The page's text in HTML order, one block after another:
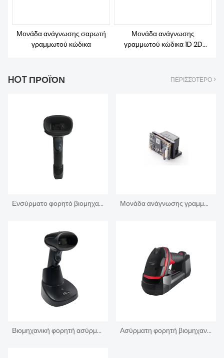
Μονάδα ανάγνωσης σαρωτή
γραμμωτού κώδικα
Μονάδα ανάγνωσης
γραμμωτού κώδικα 1D 2D
HOT ΠΡΟΪΌΝ ΠΕΡΙΣΣΌΤΕΡΟ >
Ενσύρματο φορητό βιομηχανικό σαρωτής γραμμωτού κώδικα 1,3 βουλευτής Αναγνώστης Μονάδα ανάγνωσης γραμμωτού κώδικα 1D 2D Ερευνητής
Βιομηχανική φορητή ασύρματη συσκευή ανάγνωσης γραμμωτού κώδικα BT Ασύρματη φορητή βιομηχανική συσκευή ανάγνωσης κωδικών DPM